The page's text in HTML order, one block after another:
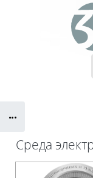
Перейти к
Среда
Блоки